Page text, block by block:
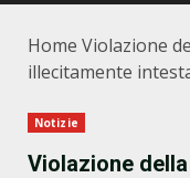
Home Violazione
illecitamente
Notizie
Violazione